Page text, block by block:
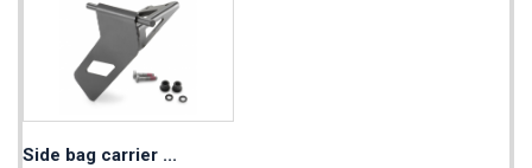
Side bag carrier ...